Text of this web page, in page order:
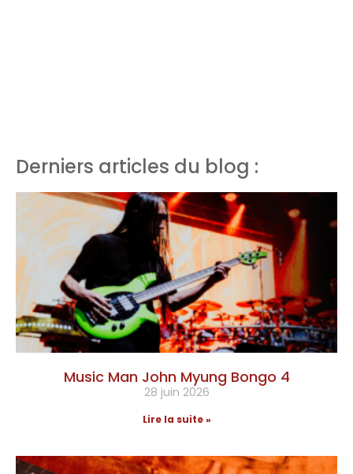
Derniers articles du blog :
Music Man John Myung Bongo 4
28 juin 2026
Lire la suite »